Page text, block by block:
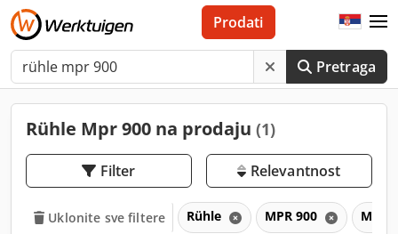
Pretraga
Prodati
Rühle Mpr 900 na prodaju (1)
Filter Relevantnost
Uklonite sve filtere Rühle MPR 900 MPR